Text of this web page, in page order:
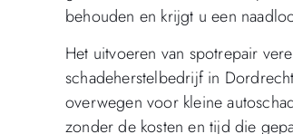
behouden en krijgt u een
Het uitvoeren van spotrepair
schadeherstelbedrijf in
overwegen voor kleine
zonder de kosten en tijd die